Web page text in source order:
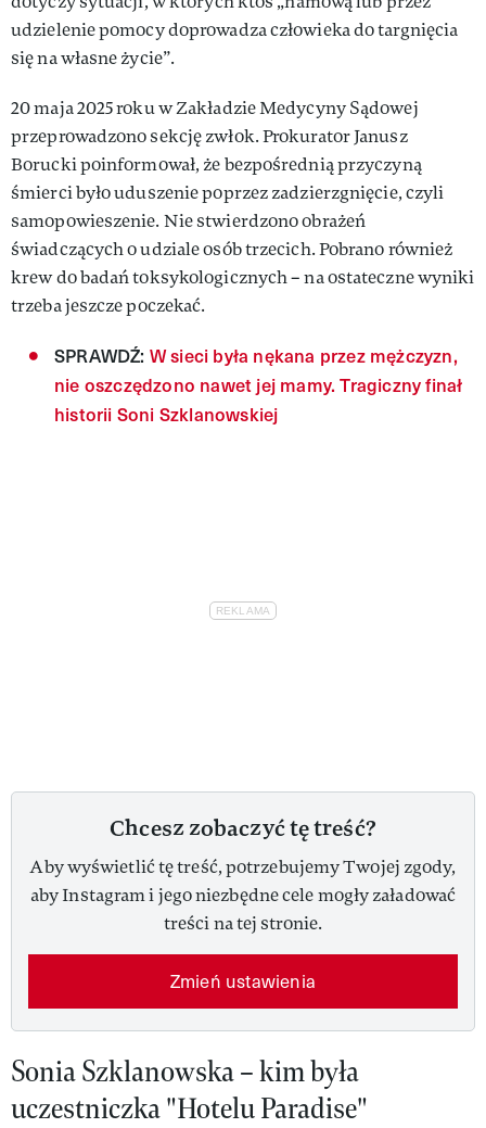
udzielenie pomocy doprowadza człowieka do targnięcia
się na własne życie”.
20 maja 2025 roku w Zakładzie Medycyny Sądowej
przeprowadzono sekcję zwłok. Prokurator Janusz
Borucki poinformował, że bezpośrednią przyczyną
śmierci było uduszenie poprzez zadzierzgnięcie, czyli
samopowieszenie. Nie stwierdzono obrażeń
świadczących o udziale osób trzecich. Pobrano również
krew do badań toksykologicznych – na ostateczne wyniki
trzeba jeszcze poczekać.
SPRAWDŹ: W sieci była nękana przez mężczyzn,
nie oszczędzono nawet jej mamy. Tragiczny finał
historii Soni Szklanowskiej
Chcesz zobaczyć tę treść?
Aby wyświetlić tę treść, potrzebujemy Twojej zgody,
aby Instagram i jego niezbędne cele mogły załadować
treści na tej stronie.
Zmień ustawienia
Sonia Szklanowska – kim była
uczestniczka "Hotelu Paradise"